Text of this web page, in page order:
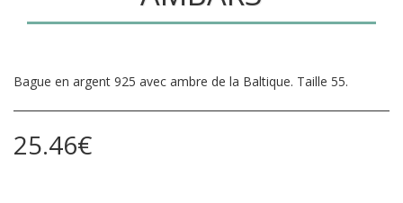
Bague en argent 925 avec ambre de la Baltique. Taille 55.
25.46€